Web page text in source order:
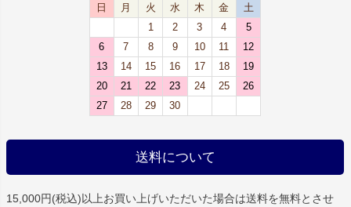
日 月 火 水 木 金
土
1
2 3 4
5
6
7 8 9 10 11
12
13
14 15 16 17 18
19
20
21 22 23 24 25
26
27
28 29 30
送料について
15,000円(税込)以上お買い上げいただいた場合は送料を無料とさせ